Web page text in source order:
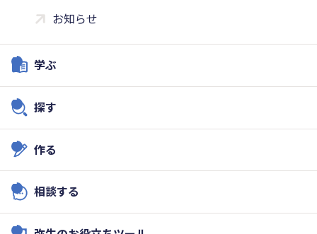
お知らせ
学ぶ
探す
作る
相談する